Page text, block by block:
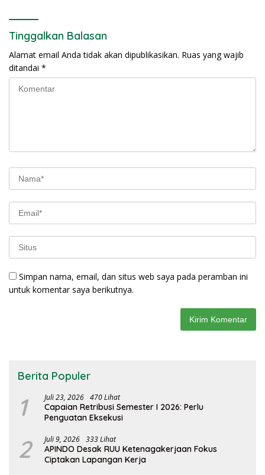
Tinggalkan Balasan
Alamat email Anda tidak akan dipublikasikan. Ruas yang wajib
ditandai *
Simpan nama, email, dan situs web saya pada peramban ini
untuk komentar saya berikutnya.
Berita Populer
1 Juli 23, 2026 470 Lihat
Capaian Retribusi Semester I 2026: Perlu
Penguatan Eksekusi
2 Juli 9, 2026 333 Lihat
APINDO Desak RUU Ketenagakerjaan Fokus
Ciptakan Lapangan Kerja